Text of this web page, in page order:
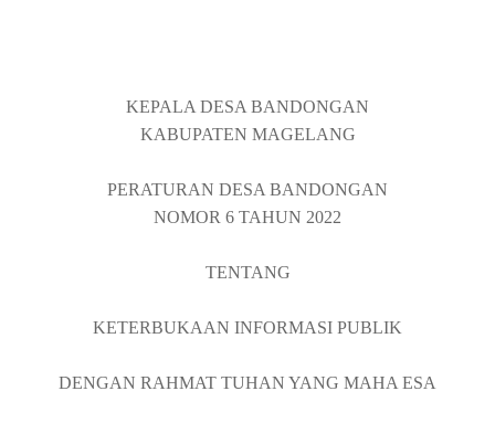
KEPALA DESA BANDONGAN
KABUPATEN MAGELANG
PERATURAN DESA BANDONGAN
NOMOR 6 TAHUN 2022
TENTANG
KETERBUKAAN INFORMASI PUBLIK
DENGAN RAHMAT TUHAN YANG MAHA ESA